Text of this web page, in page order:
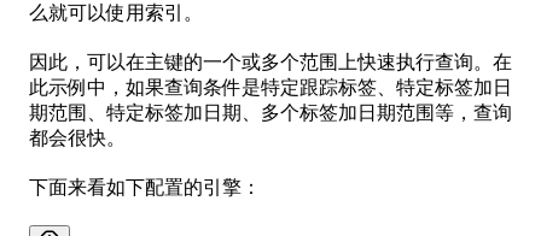
么就可以使用索引。
因此，可以在主键的一个或多个范围上快速执行查询。在
此示例中，如果查询条件是特定跟踪标签、特定标签加日
期范围、特定标签加日期、多个标签加日期范围等，查询
都会很快。
下面来看如下配置的引擎：